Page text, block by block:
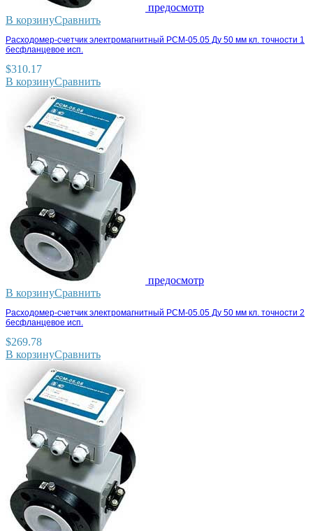
предосмотр
В корзинуСравнить
Расходомер-счетчик электромагнитный РСМ-05.05 Ду 50 мм кл. точности 1
бесфланцевое исп.
$310.17
В корзинуСравнить
предосмотр
В корзинуСравнить
Расходомер-счетчик электромагнитный РСМ-05.05 Ду 50 мм кл. точности 2
бесфланцевое исп.
$269.78
В корзинуСравнить